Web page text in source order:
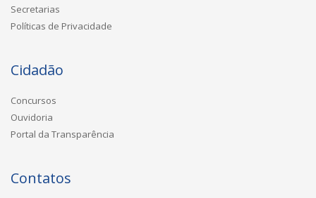
Secretarias
Políticas de Privacidade
Cidadão
Concursos
Ouvidoria
Portal da Transparência
Contatos